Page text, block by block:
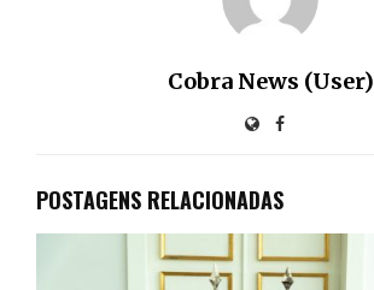
Cobra News (User)
POSTAGENS RELACIONADAS